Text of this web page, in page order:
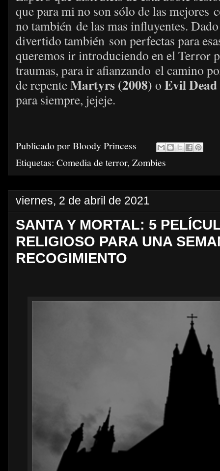
que para mi no son sólo de las mejores
no también de las mas influyentes.
divertido también son perfectas para
queremos ir introduciendo en el Terror
traumas, para ir afianzando el camino
de repenteMartyrs (2008) o Evil
para siempre, jejeje.
Publicado porBloody Princess
Etiquetas: Comedia de terror, Zombies
viernes, 2 de abril de 2021
SANTA Y MORTAL: 5
RELIGIOSO PARA UNA
RECOGIMIENTO